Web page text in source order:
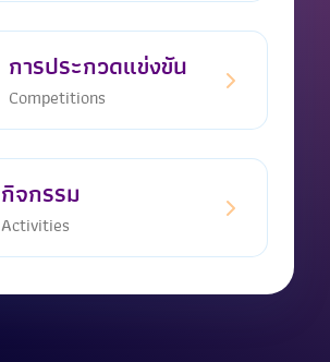
การประกวดแข่งขัน
Competitions
กิจกรรม
Activities